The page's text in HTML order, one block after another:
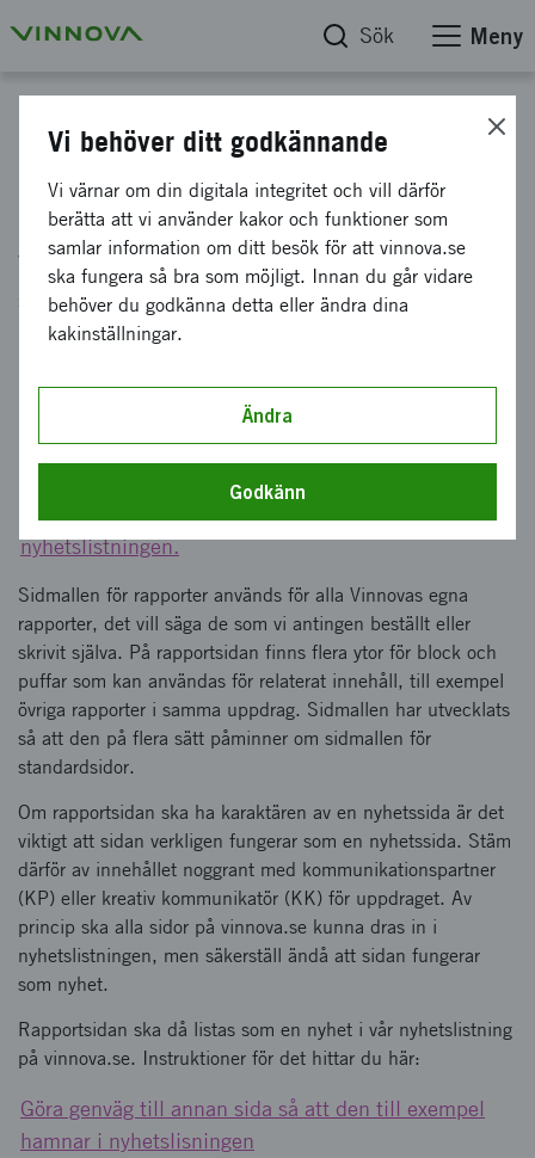
Sök Meny
Skapa en rapportsida
Våra rapportsidor på vinnova.se är utvecklade
så att de kan användas även som nyhetssidor.
Ofta vill vi att våra rapportsidor ska synas i
instruktioner om hur vi gör det.
Här beskriver vi hur du länkar från en mycket kort
nyhetslistningen.
Sidmallen för rapporter används för alla Vinnovas egna
rapporter, det vill säga de som vi antingen beställt eller
skrivit själva. På rapportsidan finns flera ytor för block och
puffar som kan användas för relaterat innehåll, till exempel
övriga rapporter i samma uppdrag. Sidmallen har utvecklats
så att den på flera sätt påminner om sidmallen för
standardsidor.
Om rapportsidan ska ha karaktären av en nyhetssida är det
viktigt att sidan verkligen fungerar som en nyhetssida. Stäm
därför av innehållet noggrant med kommunikationspartner
(KP) eller kreativ kommunikatör (KK) för uppdraget. Av
princip ska alla sidor på vinnova.se kunna dras in i
nyhetslistningen, men säkerställ ändå att sidan fungerar
som nyhet.
Rapportsidan ska då listas som en nyhet i vår nyhetslistning
på vinnova.se. Instruktioner för det hittar du här:
Göra genväg till annan sida så att den till exempel
hamnar i nyhetslisningen
Vi behöver ditt godkännande
Vi värnar om din digitala integritet och vill därför
berätta att vi använder kakor och funktioner som
samlar information om ditt besök för att vinnova.se
ska fungera så bra som möjligt. Innan du går vidare
behöver du godkänna detta eller ändra dina
kakinställningar.
Ändra
Godkänn